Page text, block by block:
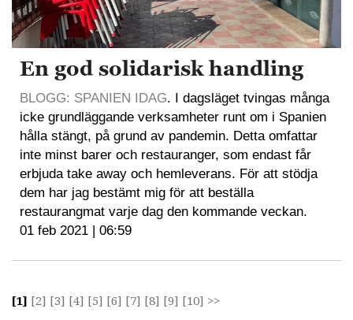
En god solidarisk handling
BLOGG: SPANIEN IDAG. I dagsläget tvingas många
icke grundläggande verksamheter runt om i Spanien
hålla stängt, på grund av pandemin. Detta omfattar
inte minst barer och restauranger, som endast får
erbjuda take away och hemleverans. För att stödja
dem har jag bestämt mig för att beställa
restaurangmat varje dag den kommande veckan.
01 feb 2021 | 06:59
[1] [2] [3] [4] [5] [6] [7] [8] [9] [10] >>